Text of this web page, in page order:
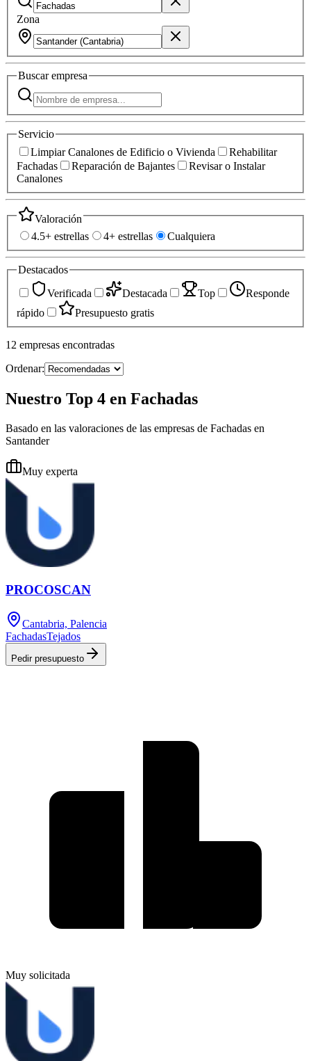
Zona
Buscarempresa
Servicio
Limpiar Canalones de Edificio o Vivienda
Rehabilitar
Fachadas
Reparación de Bajantes
Revisar o Instalar
Canalones
Valoración
4.5+ estrellas
4+ estrellas Cualquiera
Destacados
Verificada
Destacada Top
Responde
rápido
Presupuesto gratis
12 empresas encontradas
Ordenar:
Nuestro Top 4 en Fachadas
Basado en las valoraciones de las empresas de Fachadas en
Santander
Muy experta
PROCOSCAN
Cantabria, Palencia
FachadasTejados
Pedir presupuesto
Muy solicitada